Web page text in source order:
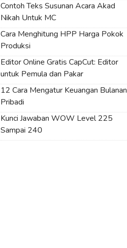
Contoh Teks Susunan Acara Akad
Nikah Untuk MC
Cara Menghitung HPP Harga Pokok
Produksi
Editor Online Gratis CapCut: Editor
untuk Pemula dan Pakar
12 Cara Mengatur Keuangan Bulanan
Pribadi
Kunci Jawaban WOW Level 225
Sampai 240